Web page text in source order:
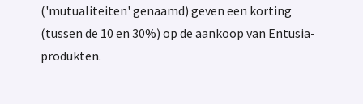
('mutualiteiten' genaamd) geven een korting
(tussen de 10 en 30%) op de aankoop van Entusia-
produkten.